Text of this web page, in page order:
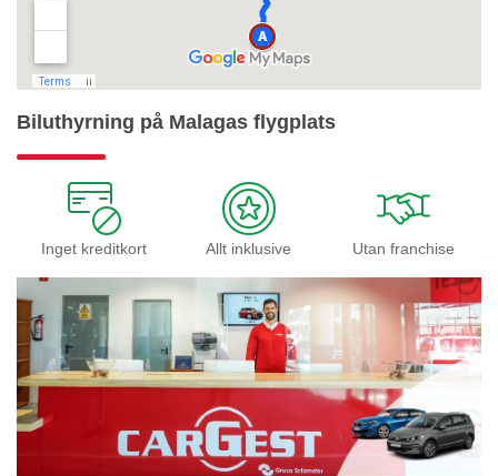
Biluthyrning på Malagas flygplats
Inget kreditkort Allt inklusive Utan franchise